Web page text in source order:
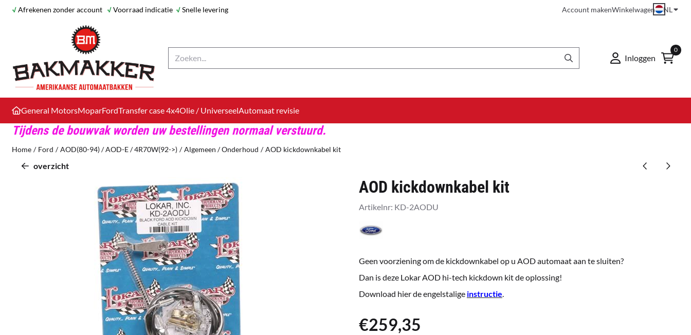
Cookievoorkeuren zijn beschikbaar. Kies instellingen of sta alle cookies toe.
√Afrekenen zonder account √Voorraad indicatie √Snelle levering Account makenWinkelwagen NL
Inloggen
0
General MotorsMoparFordTransfer case 4x4Olie / UniverseelAutomaat revisie
Tijdens de bouwvak worden uw bestellingen normaal verstuurd.
Home / Ford / AOD(80-94) / AOD-E / 4R70W(92->) / Algemeen / Onderhoud / AOD kickdownkabel kit
overzicht
AOD kickdownkabel kit
Artikelnr: KD-2AODU
Geen voorziening om de kickdownkabel op u AOD automaat aan te sluiten?
Dan is deze Lokar AOD hi-tech kickdown kit de oplossing!
Download hier de engelstalige instructie.
€259,35